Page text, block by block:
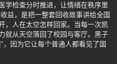
学检查分时推进，让情绪在秩序里
益，是把一整套回收故事讲给全国
，人在太空怎样回家。当每一次凯
就从天空落回了校园与客厅。黑子
，因为它让每个普通人都看见了国